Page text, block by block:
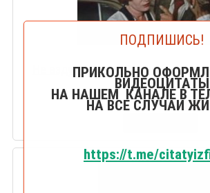
Не вздумайте обойтись без
0
ПОДПИШИСЬ!
ПРИКОЛЬНО
ВИДЕОЦИТАТЫ
НА НАШЕМ КАНАЛЕ В
НА ВСЕ СЛУЧАИ
https://t.me/